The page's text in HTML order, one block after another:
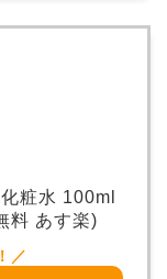
粧水 100ml
料 あす楽)